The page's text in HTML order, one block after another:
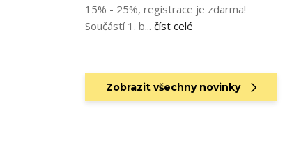
15% - 25%, registrace je zdarma!
Součástí 1. b... číst celé
Zobrazit všechny novinky